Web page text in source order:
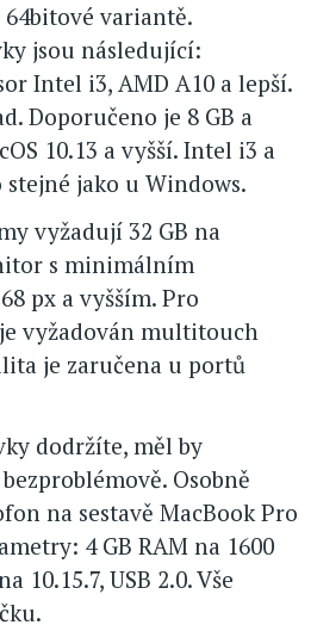
variantě.
jsou následující:
Intel i3, AMD A10 a lepší.
Doporučeno je 8 GB a
10.13 a vyšší. Intel i3 a
jako u Windows.
vyžadují 32 GB na
s minimálním
px a vyšším. Pro
vyžadován multitouch
je zaručena u portů
dodržíte, měl by
Osobně
na sestavě MacBook Pro
4 GB RAM na 1600
10.15.7, USB 2.0. Vše